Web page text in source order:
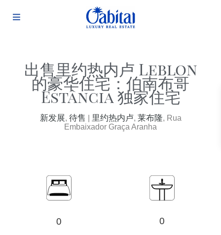
出售里约热内卢 Leblon
的豪华住宅：伯南布哥
Estância 独家住宅
新发展, 待售 里约热内卢, 莱布隆, Rua
Embaixador Graça Aranha
0 0